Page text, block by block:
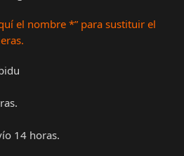
el nombre*” para sustituir el
14 horas.